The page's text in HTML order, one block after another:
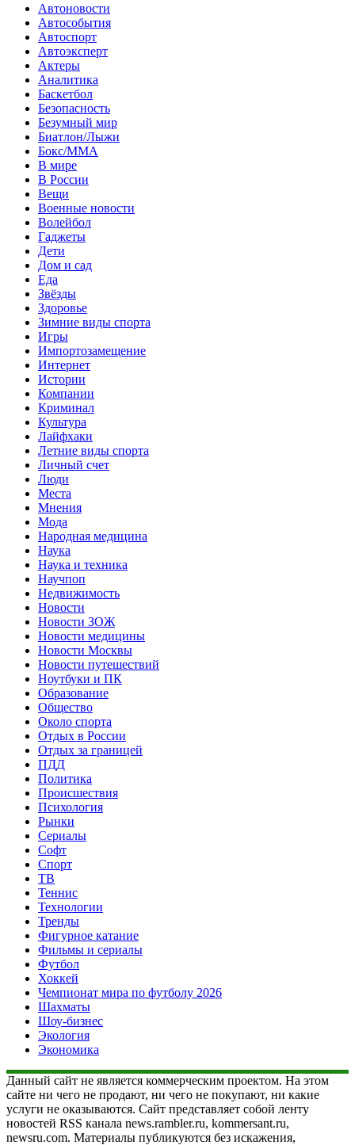
Автоновости
Автособытия
Автоспорт
Автоэксперт
Актеры
Аналитика
Баскетбол
Безопасность
Безумный мир
Биатлон/Лыжи
Бокс/MMA
В мире
В России
Вещи
Военные новости
Волейбол
Гаджеты
Дети
Дом и сад
Еда
Звёзды
Здоровье
Зимние виды спорта
Игры
Импортозамещение
Интернет
Истории
Компании
Криминал
Культура
Лайфхаки
Летние виды спорта
Личный счет
Люди
Места
Мнения
Мода
Народная медицина
Наука
Наука и техника
Научпоп
Недвижимость
Новости
Новости ЗОЖ
Новости медицины
Новости Москвы
Новости путешествий
Ноутбуки и ПК
Образование
Общество
Около спорта
Отдых в России
Отдых за границей
ПДД
Политика
Происшествия
Психология
Рынки
Сериалы
Софт
Спорт
ТВ
Теннис
Технологии
Тренды
Фигурное катание
Фильмы и сериалы
Футбол
Хоккей
Чемпионат мира по футболу 2026
Шахматы
Шоу-бизнес
Экология
Экономика
Данный сайт не является коммерческим проектом. На этом
сайте ни чего не продают, ни чего не покупают, ни какие
услуги не оказываются. Сайт представляет собой ленту
новостей RSS канала news.rambler.ru, kommersant.ru,
newsru.com. Материалы публикуются без искажения,